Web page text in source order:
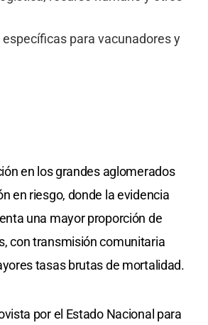
para vacunadores y
en los grandes aglomerados
en riesgo, donde la evidencia
una mayor proporción de
con transmisión comunitaria
tasas brutas de mortalidad.
por el Estado Nacional para